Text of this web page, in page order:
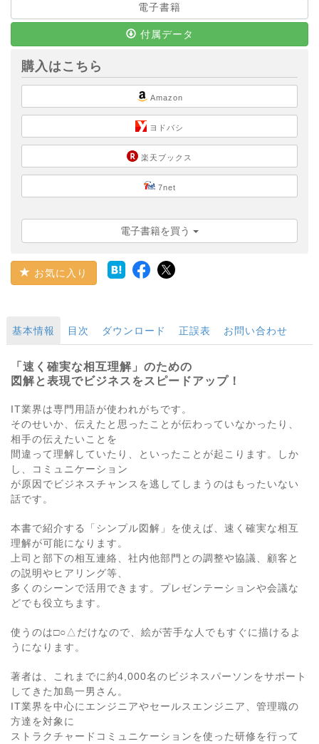
電子書籍
付属データ
購入はこちら
Amazon
ヨドバシ
楽天ブックス
7net
電子書籍を買う
お気に入り
基本情報 目次 ダウンロード 正誤表 お問い合わせ
「速く確実な相互理解」のための
図解と表現でビジネスをスピードアップ！
IT業界は専門用語が使われがちです。
そのせいか、伝えたと思ったことが伝わっていなかったり、
相手の伝えたいことを
間違って理解していたり、といったことが起こります。しか
し、コミュニケーション
が原因でビジネスチャンスを逃してしまうのはもったいない
話です。
本書で紹介する「シンプル図解」を使えば、速く確実な相互
理解が可能になります。
上司と部下の相互連絡、社内他部門との調整や協議、顧客と
の説明やヒアリング等、
多くのシーンで活用できます。プレゼンテーションや会議な
どでも役立ちます。
使うのは□○△だけなので、絵が苦手な人でもすぐに描けるよ
うになります。
著者は、これまでに約4,000名のビジネスパーソンをサポート
してきた加島一男さん。
IT業界を中心にエンジニアやセールスエンジニア、管理職の
方達を対象に
ストラクチャードコミュニケーションを使った研修を行って